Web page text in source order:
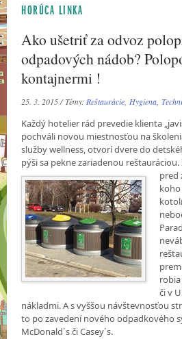
HORÚCA LINKA
Ako ušetriť za odvoz
odpadových nádob?
kontajnermi !
25. 3. 2015 / Témy: Reštaurácie Hygiena ,
Každý hotelier rád prevedie klienta
pochváli novou miestnosťou na
služby wellness, otvorí dvere do
pýši sa pekne zariadenou
pred
či v
nákladmi. A s vyššou návštevnosťou
to po zavedení nového odpadkového
McDonald´s či Casey´s.